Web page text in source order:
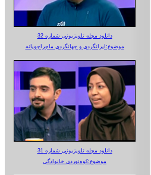
دانلود مجله تلویزیونی شماره 32
موضوع:ایرانگردی و جهانگردی ماجراجویانه
دانلود مجله تلویزیونی شماره 31
موضوع:کوه‌نوردی خانوادگی